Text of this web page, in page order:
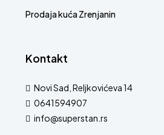
Prodaja kuća Zrenjanin
Kontakt
Novi Sad, Reljkovićeva 14
0641594907
info@superstan.rs